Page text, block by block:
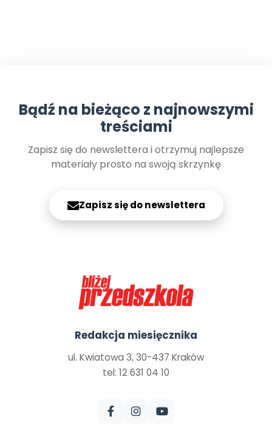
Bądź na bieżąco z najnowszymi
treściami
Zapisz się do newslettera i otrzymuj najlepsze
materiały prosto na swoją skrzynkę
Zapisz się do newslettera
Redakcja miesięcznika
ul. Kwiatowa 3, 30-437 Kraków
tel: 12 631 04 10